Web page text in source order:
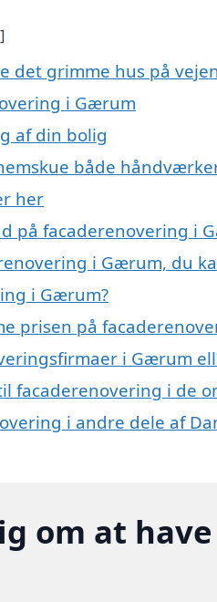
det grimme hus på
i Gærum
af din bolig
både
her
på facaderenovering i
i Gærum, du
i Gærum?
prisen på
i Gærum
facaderenovering i de
i andre dele af
om at